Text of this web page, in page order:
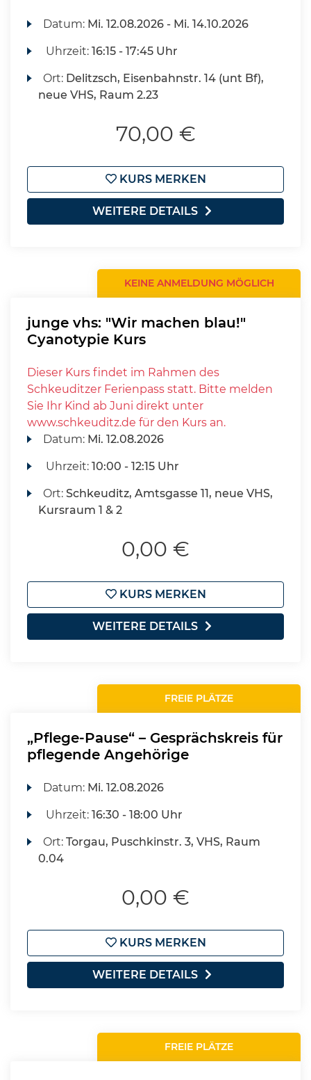
Datum: Mi. 12.08.2026 - Mi. 14.10.2026
Uhrzeit:16:15 - 17:45 Uhr
Ort: Delitzsch, Eisenbahnstr. 14 (unt Bf),
neue VHS, Raum 2.23
70,00 €
KURS MERKEN
WEITERE DETAILS
KEINE ANMELDUNG MÖGLICH
junge vhs: "Wir machen blau!"
Cyanotypie Kurs
Dieser Kurs findet im Rahmen des
Schkeuditzer Ferienpass statt. Bitte melden
Sie Ihr Kind ab Juni direkt unter
www.schkeuditz.de für den Kurs an.
Datum: Mi. 12.08.2026
Uhrzeit:10:00 - 12:15 Uhr
Ort:Schkeuditz, Amtsgasse 11, neue VHS,
Kursraum 1 & 2
0,00 €
KURS MERKEN
WEITERE DETAILS
FREIE PLÄTZE
„Pflege-Pause“ – Gesprächskreis für
pflegende Angehörige
Datum: Mi. 12.08.2026
Uhrzeit:16:30 - 18:00 Uhr
Ort:Torgau, Puschkinstr. 3, VHS, Raum
0.04
0,00 €
KURS MERKEN
WEITERE DETAILS
FREIE PLÄTZE